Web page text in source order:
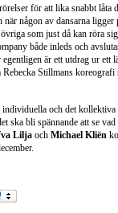
för att lika snabbt låta
när någon av dansarna
som just då kan röra
både inleds och
egentligen är ett utdrag ur ett
Rebecka Stillmans
individuella och det
ska bli spännande att se
Lilja och Michael Kliën